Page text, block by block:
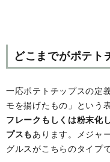
どこまでがポテト
一応ポテトチップスの定
モを揚げたもの」という
フレークもしくは粉末化
プスもあります。メジャ
グルスがこちらのタイプ